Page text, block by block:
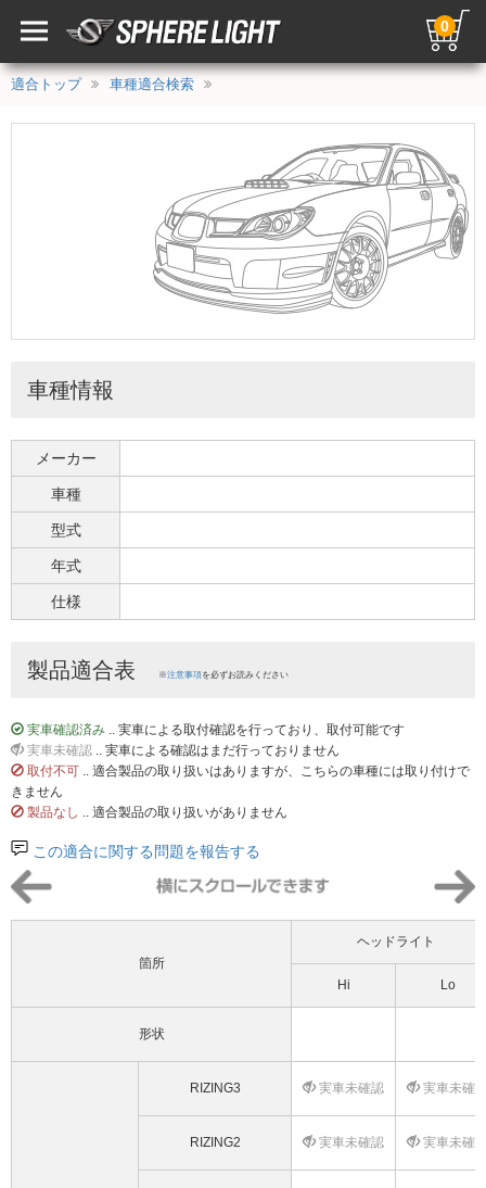
0
適合トップ 車種適合検索
車種情報
メーカー
車種
型式
年式
仕様
製品適合表 ※注意事項を必ずお読みください
実車確認済み .. 実車による取付確認を行っており、取付可能です
実車未確認 .. 実車による確認はまだ行っておりません
取付不可 .. 適合製品の取り扱いはありますが、こちらの車種には取り付けで
きません
製品なし .. 適合製品の取り扱いがありません
この適合に関する問題を報告する
箇所
ヘッドライト
Hi Lo
形状
RIZING3 実車未確認 実車未確
RIZING2 実車未確認 実車未確